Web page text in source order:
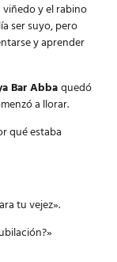
y el rabino
ser suyo, pero
y aprender
Bar Abbaquedó
a llorar.
qué estaba
tu vejez».